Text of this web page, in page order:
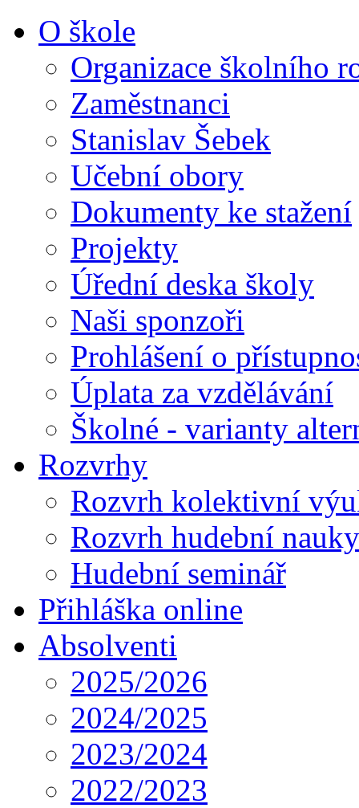
O škole
Organizace školního
Zaměstnanci
Stanislav Šebek
Učební obory
Dokumenty ke stažení
Projekty
Úřední deska školy
Naši sponzoři
Prohlášení o
Úplata za vzdělávání
Školné - varianty
Rozvrhy
Rozvrh kolektivní
Rozvrh hudební
Hudební seminář
Přihláška online
Absolventi
2025/2026
2024/2025
2023/2024
2022/2023